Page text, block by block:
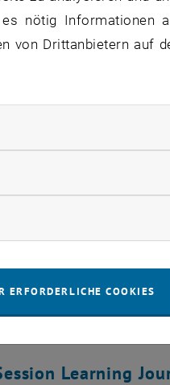
Learning
nötig Informationen
von Drittanbietern auf
ERFORDERLICHE COOKIES